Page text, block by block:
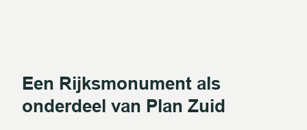
Een Rijksmonument als
onderdeel van Plan Zuid